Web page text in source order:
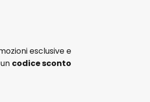
esclusive e
codice sconto